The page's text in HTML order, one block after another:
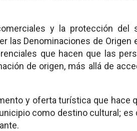
y la protección del
las Denominaciones de Origen
que hacen que las
de origen, más allá de
y oferta turística que hace
como destino cultural; es